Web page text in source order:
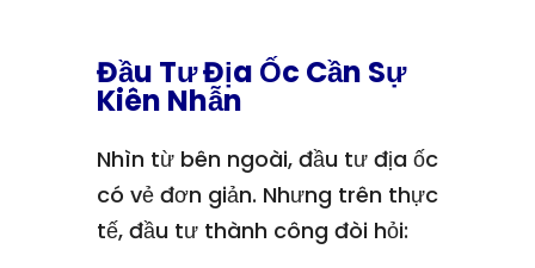
Đầu Tư Địa Ốc Cần Sự
Kiên Nhẫn
Nhìn từ bên ngoài, đầu tư địa ốc
có vẻ đơn giản. Nhưng trên thực
tế, đầu tư thành công đòi hỏi: